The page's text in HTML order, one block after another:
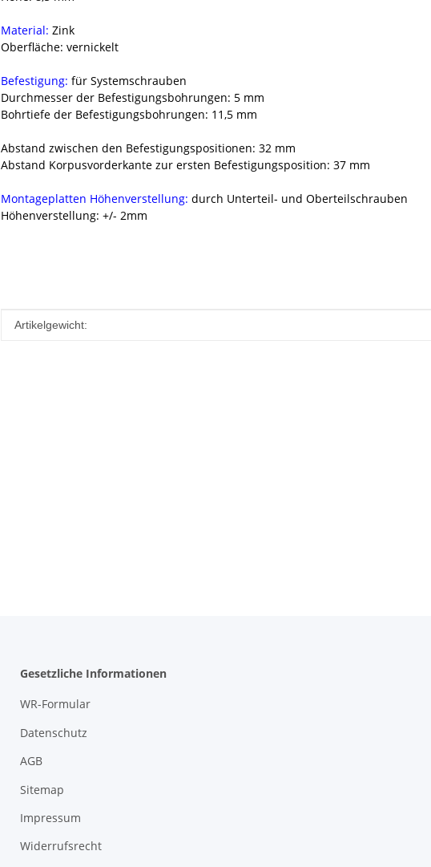
Material: Zink
Oberfläche: vernickelt
Befestigung: für Systemschrauben
Durchmesser der Befestigungsbohrungen: 5 mm
Bohrtiefe der Befestigungsbohrungen: 11,5 mm
Abstand zwischen den Befestigungspositionen: 32 mm
Abstand Korpusvorderkante zur ersten Befestigungsposition: 37 mm
Montageplatten Höhenverstellung: durch Unterteil- und Oberteilschrauben
Höhenverstellung: +/- 2mm
Produkteigenschaft
Wert
Artikelgewicht:
Gesetzliche Informationen
WR-Formular
Datenschutz
AGB
Sitemap
Impressum
Widerrufsrecht